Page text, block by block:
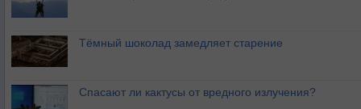
Тёмный шоколад замедляет старение
Спасают ли кактусы от вредного излучения?